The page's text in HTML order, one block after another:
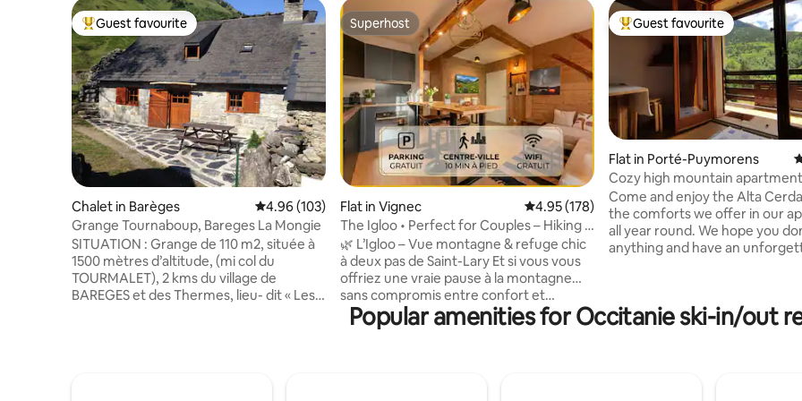
Top guest favourite
Guest favourite
Chalet in Barèges 4.96 out of 5 average rating, 103 reviews
4.96 (103)
Grange Tournaboup, Bareges La Mongie
SITUATION : Grange de 110 m2, située à
1500 mètres d’altitude, (mi col du
TOURMALET), 2 kms du village de
BAREGES et des Thermes, lieu- dit « Les
Superhost
Superhost
Flat in Vignec 4.95 out of 5 average rating, 178 reviews
4.95 (178)
The Igloo • Perfect for Couples – Hiking &
Cycling
🌿 L’Igloo – Vue montagne & refuge chic
à deux pas de Saint-Lary Et si vous vous
offriez une vraie pause à la montagne…
sans compromis entre confort et
emplacement ? Bienvenue à L’Igloo, un
appartement élégant niché dans le
Top guest favourite
Guest favourite
Flat in Porté-Puymorens
Cozy high mountain
views
Come and enjoy the Alta
the comforts we offer in our
all year round. We hope you
anything and have an
Querol valley, with spectacular
the Carlit massif and one of the
Popular amenities for Occitanie ski-in/out